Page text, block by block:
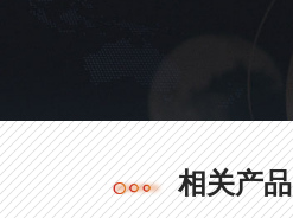
相关产品